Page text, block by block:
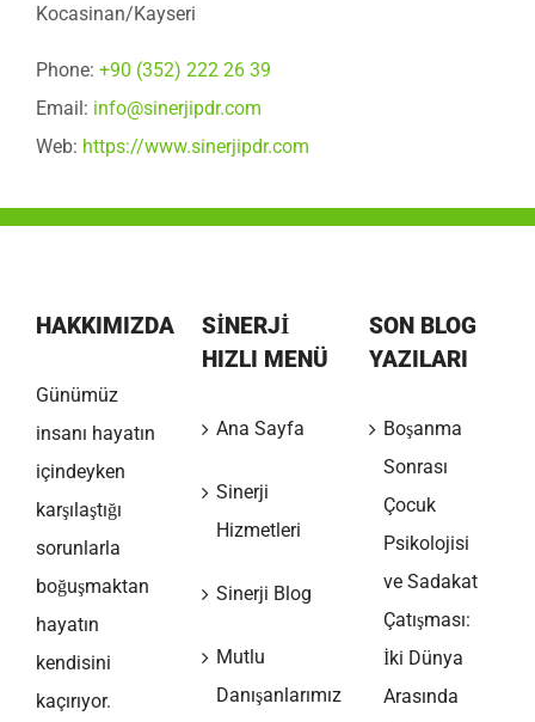
Kocasinan/Kayseri
Phone: +90 (352) 222 26 39
Email: info@sinerjipdr.com
Web: https://www.sinerjipdr.com
HAKKIMIZDA
Günümüz
insanı hayatın
içindeyken
karşılaştığı
sorunlarla
boğuşmaktan
hayatın
kendisini
kaçırıyor.
SİNERJİ
HIZLI MENÜ
Ana Sayfa
Sinerji
Hizmetleri
Sinerji Blog
Mutlu
Danışanlarımız
SON BLOG
YAZILARI
Boşanma
Sonrası
Çocuk
Psikolojisi
ve Sadakat
Çatışması:
İki Dünya
Arasında